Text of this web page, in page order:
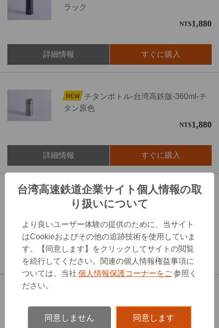
ラック
NT$1,880
詳細情報 すぐに購入
NEW
チタンボトル-台湾高鉄版-360ml-チ
タン原色
NT$1,880
詳細情報 すぐに購入
台湾高鉄N700ST ミニトレイン(4両
編成)
NT$
詳細情報 すぐに購入
NT$
台湾高速鉄道企業サイト個人情報の取
り扱いについて
より良いユーザー体験の提供のために、当サイト
はCookieおよびその他の追跡技術を使用していま
す。【同意します】をクリックしてサイトの閲覧
を続行してください。関連の個人情報権益事項に
ついては、当社 個人情報保護コーナーをご参照く
ださい。
同意しません 同意します